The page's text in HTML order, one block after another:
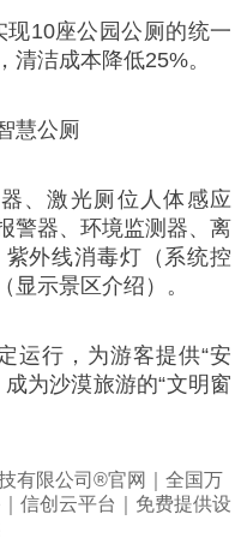
10座公园公厕的统一
洁成本降低25%。
慧公厕
、激光厕位人体感应
警器、环境监测器、离
外线消毒灯（系统控
显示景区介绍）。
运行，为游客提供“安
为沙漠旅游的“文明窗